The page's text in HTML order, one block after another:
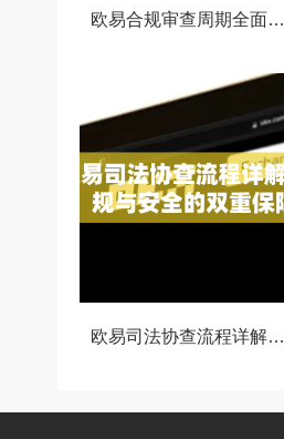
欧易合规审查周期全面解析，OKX资讯深度解读与用户答疑
欧易司法协查流程详解，合规与安全的双重保障